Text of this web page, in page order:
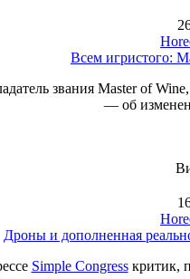
Всем игристого:
звания Master of
— об
Дроны и дополненная
Simple Congressкритик,